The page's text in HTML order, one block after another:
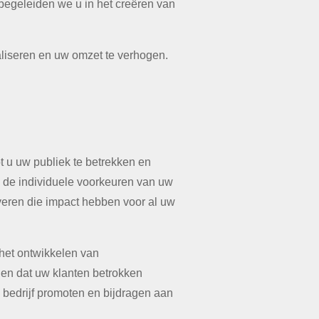
we u in het creëren van
en uw omzet te verhogen.
u uw publiek te betrekken en
individuele voorkeuren van uw
die impact hebben voor al uw
ontwikkelen van
dat uw klanten betrokken
promoten en bijdragen aan